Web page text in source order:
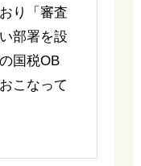
り「審査
部署を設
国税OB
こなって